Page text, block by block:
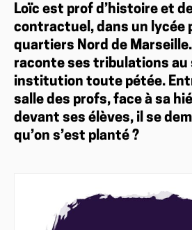
Loïc est prof d’histoire et
contractuel, dans un lycée
quartiers Nord de
raconte ses tribulations au
institution toute pétée.
salle des profs, face à sa
devant ses élèves, il se
qu’on s’est planté ?